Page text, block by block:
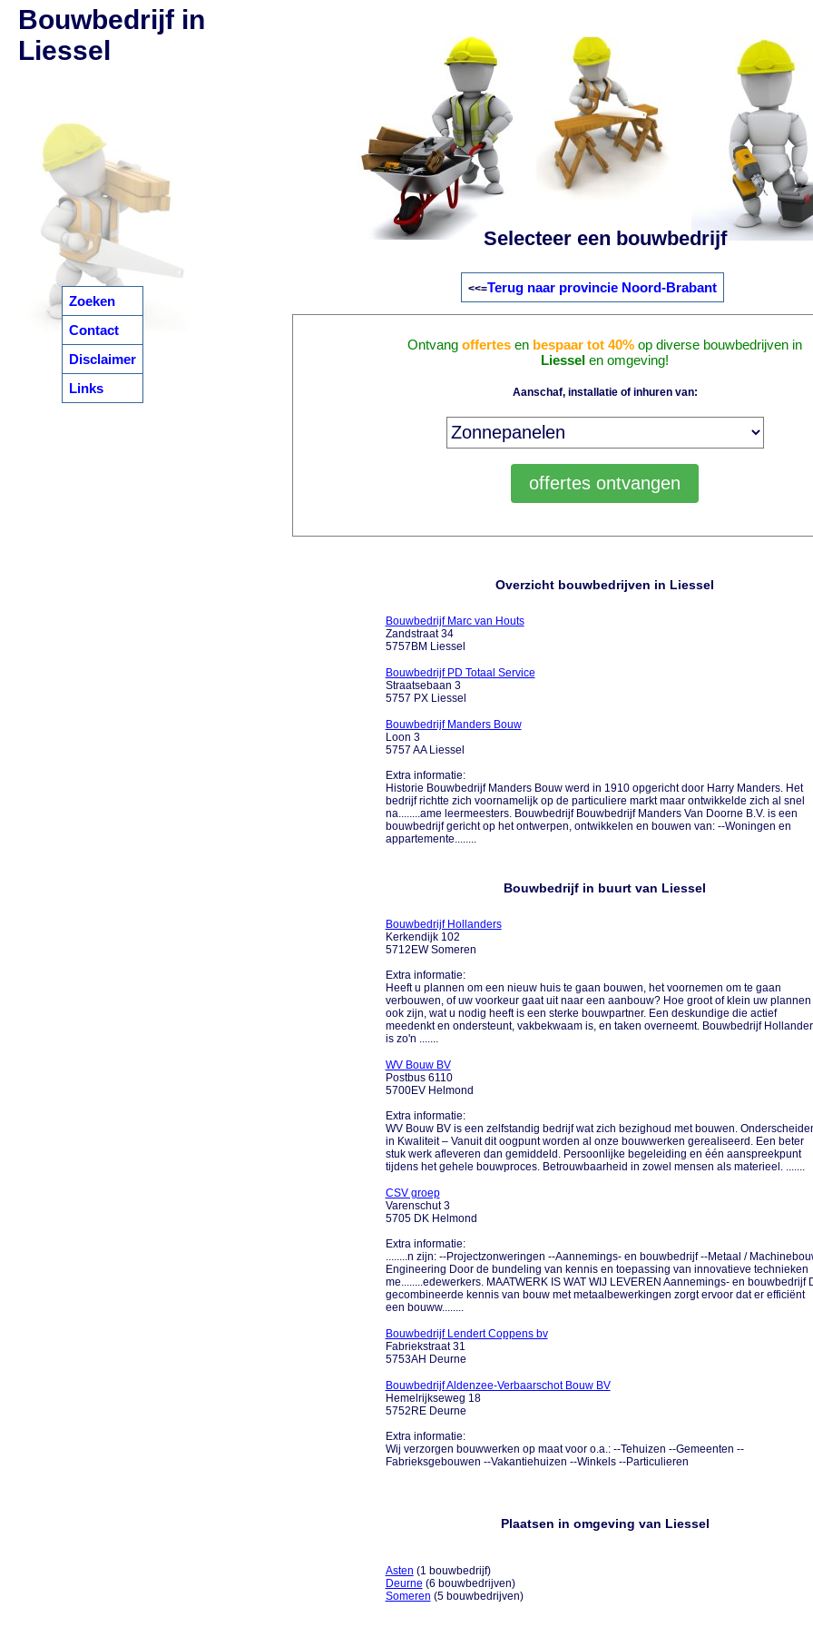
Zoeken
Contact
Disclaimer
Links
Bouwbedrijf in
Liessel
Selecteer een bouwbedrijf
<<=Terug naar provincie Noord-Brabant
Ontvangoffertes en bespaar tot 40% op diverse bouwbedrijven in
Liessel en omgeving!
Aanschaf, installatie of inhuren van:
Overzicht bouwbedrijven in Liessel
Bouwbedrijf Marc van Houts
Zandstraat 34
5757BM Liessel
Bouwbedrijf PD Totaal Service
Straatsebaan 3
5757 PX Liessel
Bouwbedrijf Manders Bouw
Loon 3
5757 AA Liessel
Extra informatie:
Historie Bouwbedrijf Manders Bouw werd in 1910 opgericht door Harry Manders. Het
bedrijf richtte zich voornamelijk op de particuliere markt maar ontwikkelde zich al snel
na........ame leermeesters. Bouwbedrijf Bouwbedrijf Manders Van Doorne B.V. is een
bouwbedrijf gericht op het ontwerpen, ontwikkelen en bouwen van: --Woningen en
appartemente........
Bouwbedrijf in buurt van Liessel
Bouwbedrijf Hollanders
Kerkendijk 102
5712EW Someren
Extra informatie:
Heeft u plannen om een nieuw huis te gaan bouwen, het voornemen om te gaan
verbouwen, of uw voorkeur gaat uit naar een aanbouw? Hoe groot of klein uw plannen
ook zijn, wat u nodig heeft is een sterke bouwpartner. Een deskundige die actief
meedenkt en ondersteunt, vakbekwaam is, en taken overneemt. Bouwbedrijf
is zo'n .......
WV Bouw BV
Postbus 6110
5700EV Helmond
Extra informatie:
WV Bouw BV is een zelfstandig bedrijf wat zich bezighoud met bouwen.
in Kwaliteit – Vanuit dit oogpunt worden al onze bouwwerken gerealiseerd. Een beter
stuk werk afleveren dan gemiddeld. Persoonlijke begeleiding en één aanspreekpunt
tijdens het gehele bouwproces. Betrouwbaarheid in zowel mensen als materieel. .......
CSV groep
Varenschut 3
5705 DK Helmond
Extra informatie:
........n zijn: --Projectzonweringen --Aannemings- en bouwbedrijf --Metaal /
Engineering Door de bundeling van kennis en toepassing van innovatieve technieken
me........edewerkers. MAATWERK IS WAT WIJ LEVEREN Aannemings- en bouwbedrijf
gecombineerde kennis van bouw met metaalbewerkingen zorgt ervoor dat er efficiënt
een bouww........
Bouwbedrijf Lendert Coppens bv
Fabriekstraat 31
5753AH Deurne
Bouwbedrijf Aldenzee-Verbaarschot Bouw BV
Hemelrijkseweg 18
5752RE Deurne
Extra informatie:
Wij verzorgen bouwwerken op maat voor o.a.: --Tehuizen --Gemeenten --
Fabrieksgebouwen --Vakantiehuizen --Winkels --Particulieren
Plaatsen in omgeving van Liessel
Asten (1 bouwbedrijf)
Deurne (6 bouwbedrijven)
Someren (5 bouwbedrijven)